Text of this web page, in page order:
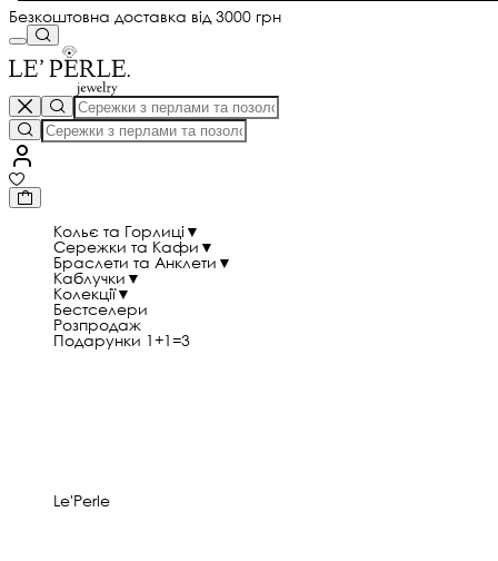
Безкоштовна доставка від 3000 грн
Кольє та Горлиці ▼
Сережки та Кафи ▼
Браслети та Анклети ▼
Каблучки ▼
Колекції▼
Бестселери
Розпродаж
Подарунки 1+1=3
Le'Perle